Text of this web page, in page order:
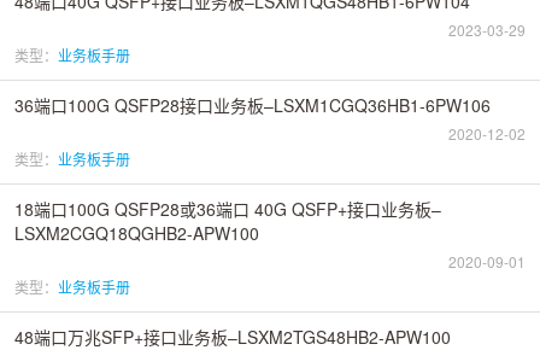
2023-03-29
类型： 业务板手册
36端口100G QSFP28接口业务板–LSXM1CGQ36HB1-6PW106
2020-12-02
类型： 业务板手册
18端口100G QSFP28或36端口 40G QSFP+接口业务板–
LSXM2CGQ18QGHB2-APW100
2020-09-01
类型： 业务板手册
48端口万兆SFP+接口业务板–LSXM2TGS48HB2-APW100